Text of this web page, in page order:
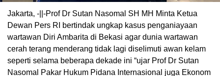
Jakarta, -||-Prof Dr Sutan Nasomal SH MH Minta Ketua
Dewan Pers RI bertindak ungkap kasus penganiayaan
wartawan Diri Ambarita di Bekasi agar dunia wartawan
cerah terang menderang tidak lagi diselimuti awan kelam
seperti selama beberapa dekade ini “ujar Prof Dr Sutan
Nasomal Pakar Hukum Pidana Internasional juga Ekonom